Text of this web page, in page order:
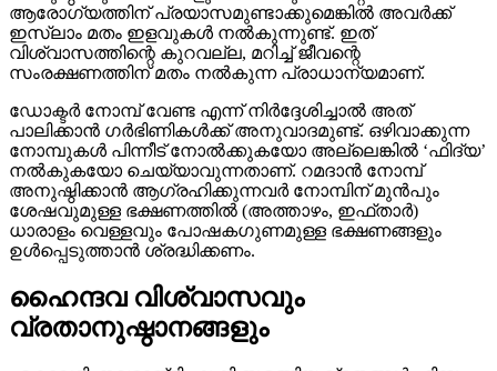
ആരോഗ്യത്തിന് പ്രയാസമുണ്ടാക്കുമെങ്കിൽ അവർക്ക്
ഇസ്ലാം മതം ഇളവുകൾ നൽകുന്നുണ്ട്. ഇത്
വിശ്വാസത്തിന്റെ കുറവല്ല, മറിച്ച് ജീവന്റെ
സംരക്ഷണത്തിന് മതം നൽകുന്ന പ്രാധാന്യമാണ്.
ഡോക്ടർ നോമ്പ് വേണ്ട എന്ന് നിർദ്ദേശിച്ചാൽ അത്
പാലിക്കാൻ ഗർഭിണികൾക്ക് അനുവാദമുണ്ട്. ഒഴിവാക്കുന്ന
നോമ്പുകൾ പിന്നീട് നോൽക്കുകയോ അല്ലെങ്കിൽ ‘ഫിദ്യ’
നൽകുകയോ ചെയ്യാവുന്നതാണ്. റമദാൻ നോമ്പ്
അനുഷ്ഠിക്കാൻ ആഗ്രഹിക്കുന്നവർ നോമ്പിന് മുൻപും
ശേഷവുമുള്ള ഭക്ഷണത്തിൽ (അത്താഴം, ഇഫ്താർ)
ധാരാളം വെള്ളവും പോഷകഗുണമുള്ള ഭക്ഷണങ്ങളും
ഉൾപ്പെടുത്താൻ ശ്രദ്ധിക്കണം.
ഹൈന്ദവ വിശ്വാസവും
വ്രതാനുഷ്ഠാനങ്ങളും